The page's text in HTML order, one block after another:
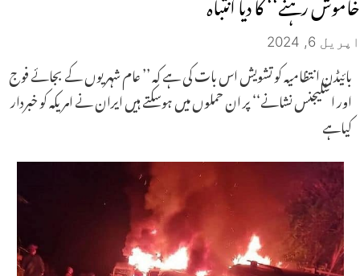
اپریل 6, 2024
بائیڈن انتظامیہ کو تشویش اس بات کی ہے کہ ’’ عام شہریوں کے بجائے فوج
اور انٹلیجنس نشانے‘‘ پر ان حملوں میں ہوسکتے ہیں ایران نے امریکہ کو خبردار
کیاہے